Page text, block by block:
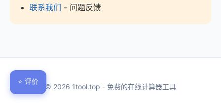
联系我们 - 问题反馈
© 2026 1tool.top - 免费的在线计算器工具
⭐ 评价